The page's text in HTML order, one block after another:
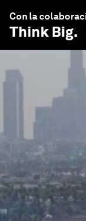
Con la
Think Big.